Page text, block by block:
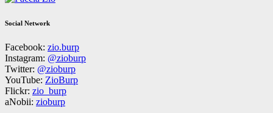
Social Network
Facebook: zio.burp
Instagram: @zioburp
Twitter: @zioburp
YouTube: ZioBurp
Flickr: zio_burp
aNobii: zioburp